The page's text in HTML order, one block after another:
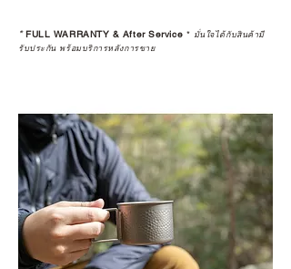
*FULL WARRANTY & After Service * มั่นใจได้กับสินค้ามี
รับประกัน พร้อมบริการหลังการขาย